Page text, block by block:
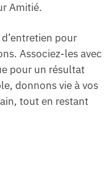
Amitié.
pour
Associez-les avec
pour un résultat
donnons vie à vos
tout en restant